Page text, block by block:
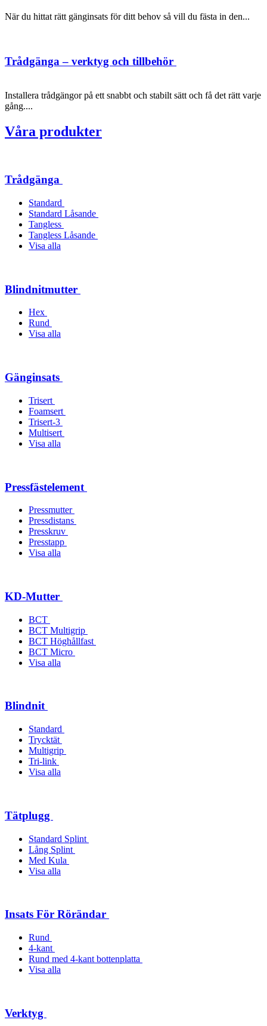
När du hittat rätt gänginsats för ditt behov så vill du fästa in den...
Trådgänga – verktyg och tillbehör
Installera trådgängor på ett snabbt och stabilt sätt och få det rätt varje
gång....
Våra produkter
Trådgänga
Standard
Standard Låsande
Tangless
Tangless Låsande
Visa alla
Blindnitmutter
Hex
Rund
Visa alla
Gänginsats
Trisert
Foamsert
Trisert-3
Multisert
Visa alla
Pressfästelement
Pressmutter
Pressdistans
Presskruv
Presstapp
Visa alla
KD-Mutter
BCT
BCT Multigrip
BCT Höghållfast
BCT Micro
Visa alla
Blindnit
Standard
Trycktät
Multigrip
Tri-link
Visa alla
Tätplugg
Standard Splint
Lång Splint
Med Kula
Visa alla
Insats För Rörändar
Rund
4-kant
Rund med 4-kant bottenplatta
Visa alla
Verktyg